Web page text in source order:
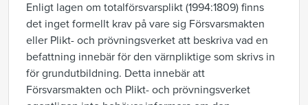
Enligt lagen om totalförsvarsplikt (1994:1809) finns
det inget formellt krav på vare sig Försvarsmakten
eller Plikt- och prövningsverket att beskriva vad en
befattning innebär för den värnpliktige som skrivs in
för grundutbildning. Detta innebär att
Försvarsmakten och Plikt- och prövningsverket